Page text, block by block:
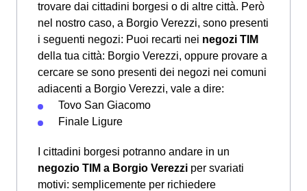
trovare dai cittadini borgesi o di altre città. Però
nel nostro caso, a Borgio Verezzi, sono presenti
i seguenti negozi: Puoi recarti nei negozi TIM
della tua città: Borgio Verezzi, oppure provare a
cercare se sono presenti dei negozi nei comuni
adiacenti a Borgio Verezzi, vale a dire:
Tovo San Giacomo
Finale Ligure
I cittadini borgesi potranno andare in un
negozio TIM a Borgio Verezzi per svariati
motivi: semplicemente per richiedere